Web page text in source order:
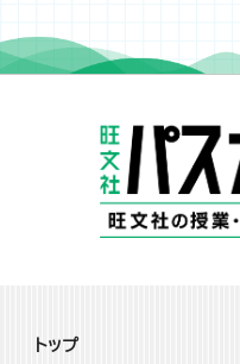
トップ